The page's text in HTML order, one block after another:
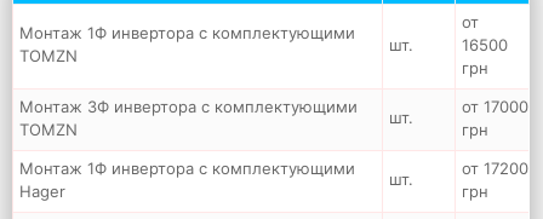
Монтаж 1Ф инвертора с комплектующими
TOMZN
шт.
от
16500
грн
Монтаж 3Ф инвертора с комплектующими
TOMZN
шт.
от 17000
грн
Монтаж 1Ф инвертора с комплектующими
Hager
шт.
от 17200
грн